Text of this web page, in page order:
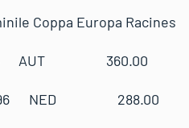
Coppa Europa Racines
AUT 360.00
1996 NED 288.00